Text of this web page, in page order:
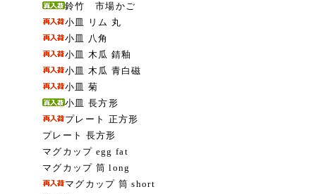
鈴竹 市場かご
小皿 リム 丸
小皿 八角
小皿 木瓜 錆釉
小皿 木瓜 青白磁
小皿 菊
小皿 長方形
プレート 正方形
プレート 長方形
マグカップ egg fat
マグカップ 筒 long
マグカップ 筒 short